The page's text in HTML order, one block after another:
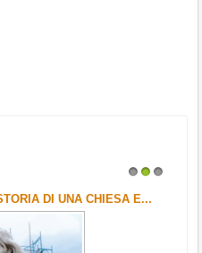
DI UNA CHIESA E...